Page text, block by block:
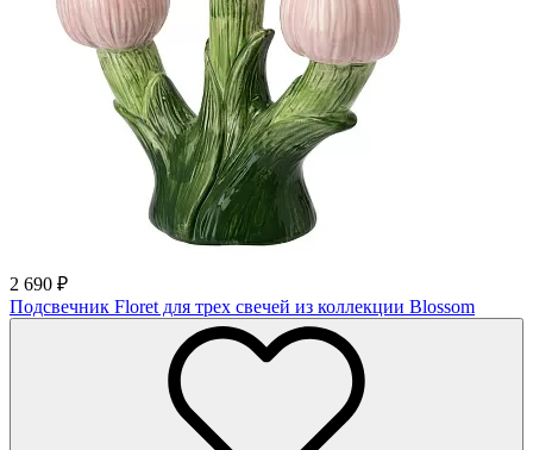
2 690 ₽
Подсвечник Floret для трех свечей из коллекции Blossom